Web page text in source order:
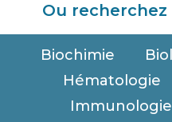
Ou
Biochimie
Hématologie
Immunologie